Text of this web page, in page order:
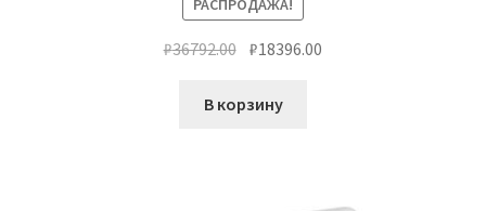
РАСПРОДАЖА!
₽36792.00 Первоначальная
составляла
₽18396.00
В корзину